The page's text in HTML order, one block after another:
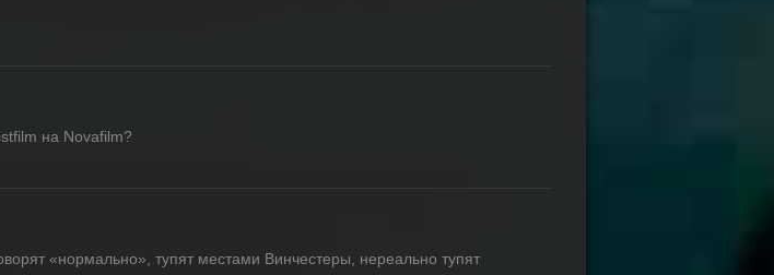
на Novafilm?
«нормально», тупят местами Винчестеры, нереально тупят